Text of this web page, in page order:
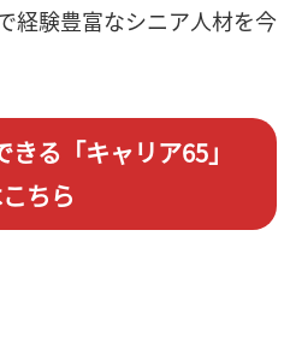
経験豊富なシニア人材を今
る「キャリア65」
ちら